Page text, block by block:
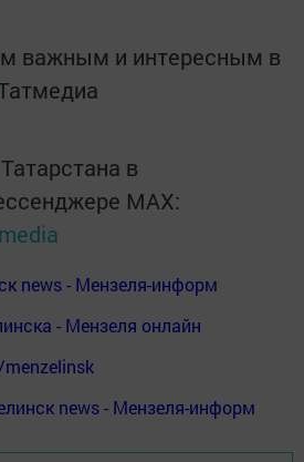
важным и интересным в
в
MАХ:
news - Мензеля-информ
- Мензеля онлайн
menzelinsk
news - Мензеля-информ